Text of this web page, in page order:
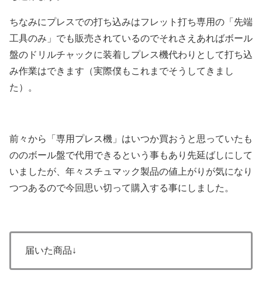
ちなみにプレスでの打ち込みはフレット打ち専用の「先端
工具のみ」でも販売されているのでそれさえあればボール
盤のドリルチャックに装着しプレス機代わりとして打ち込
み作業はできます（実際僕もこれまでそうしてきまし
た）。
前々から「専用プレス機」はいつか買おうと思っていたも
ののボール盤で代用できるという事もあり先延ばしにして
いましたが、年々スチュマック製品の値上がりが気になり
つつあるので今回思い切って購入する事にしました。
届いた商品↓